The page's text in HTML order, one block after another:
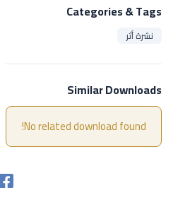
Categories & Tags
نشرة أثر
Similar Downloads
No related download found!